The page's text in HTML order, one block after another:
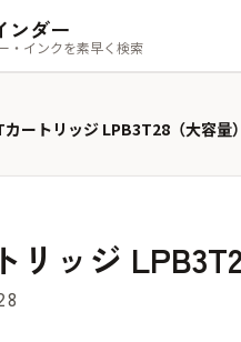
ンダー
・インクを素早く検索
カートリッジ LPB3T28（大容量）
リッジ